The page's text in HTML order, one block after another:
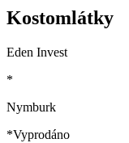
Kostomlátky
Eden Invest
*
Nymburk
*Vyprodáno